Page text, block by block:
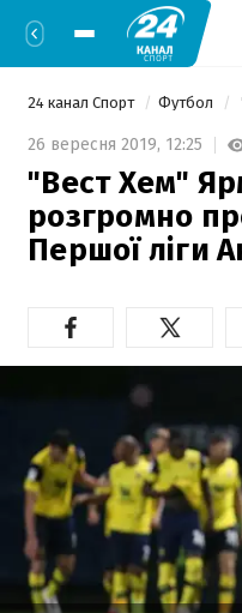
24 канал Спорт Футбол
26 вересня 2019, 12:25
"Вест Хем"
розгромно
Першої ліги